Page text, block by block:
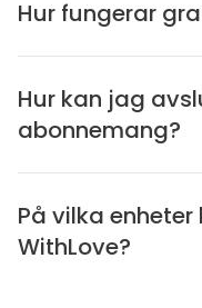
Hur fungerar
Hur kan jag
abonnemang?
På vilka
WithLove?